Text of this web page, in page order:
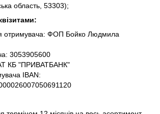
область, 53303);
отримувача: ФОП Бойко Людмила
3053905600
КБ "ПРИВАТБАНК"
IBAN: